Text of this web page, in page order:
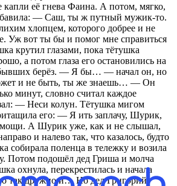
капли её гнева Фаина. А потом, мягко,
— Саш, ты ж путный мужик‑то.
хлопцем, которого добрее и не
Уж вот ты бы и помог мне справиться
крутил глазами, пока тётушка
а потом глаза его остановились на
берёз. — Я бы… — начал он, но
и не быть, ты же знаешь… — Он
минут, словно считал каждое
— Неси колун. Тётушка мигом
его: — Я ить заплачу, Шурик,
А Шурик уже, как и не слышал,
и налево так, что казалось, будто
собирала поленца в тележку и возила
Потом подошёл дед Гриша и молча
охнула, перекрестилась и начала
так дружно и… Но дед Григорий